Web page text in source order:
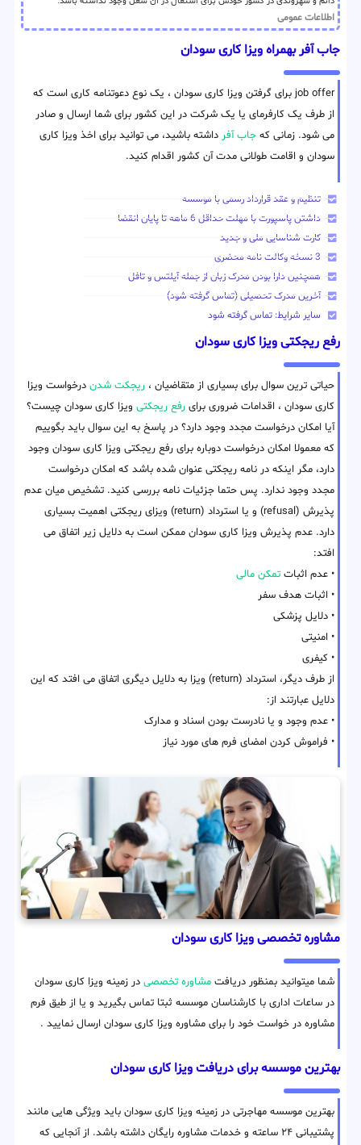
اطلاعات عمومی
جاب آفر بهمراه ویزا کاری سودان
job offer برای گرفتن ویزا کاری سودان ، یک نوع دعوتنامه کاری است که
از طرف یک کارفرمای یا یک شرکت در این کشور برای شما ارسال و صادر
می شود. زمانی که جاب آفر داشته باشید، می توانید برای اخذ ویزا کاری
سودان و اقامت طولانی مدت آن کشور اقدام کنید.
تنظیم و عقد قرارداد رسمی با موسسه
داشتن پاسپورت با مهلت حداقل 6 ماهه تا پایان انقضا
کارت شناسایی ملی و جدید
3 نسخه وکالت نامه محضری
همچنین دارا بودن مدرک زبان از جمله آیلتس و تافل
آخرین مدرک تحصیلی (تماس گرفته شود)
سایر شرایط: تماس گرفته شود
رفع ریجکتی ویزا کاری سودان
حیاتی ترین سوال برای بسیاری از متقاضیان ، ریجکت شدن درخواست ویزا
کاری سودان ، اقدامات ضروری برای رفع ریجکتی ویزا کاری سودان چیست؟
آیا امکان درخواست مجدد وجود دارد؟ در پاسخ به این سوال باید بگوییم
که معمولا امکان درخواست دوباره برای رفع ریجکتی ویزا کاری سودان وجود
دارد، مگر اینکه در نامه ریجکتی عنوان شده باشد که امکان درخواست
مجدد وجود ندارد. پس حتما جزئیات نامه بررسی کنید. تشخیص میان عدم
پذیرش (refusal) و یا استرداد (return) ویزای ریجکتی اهمیت بسیاری
دارد. عدم پذیرش ویزا کاری سودان ممکن است به دلایل زیر اتفاق می
افتد:
• عدم اثبات تمکن مالی
• اثبات هدف سفر
• دلایل پزشکی
• امنیتی
• کیفری
از طرف دیگر، استرداد (return) ویزا به دلایل دیگری اتفاق می افتد که این
دلایل عبارتند از:
• عدم وجود و یا نادرست بودن اسناد و مدارک
• فراموش کردن امضای فرم های مورد نیاز
مشاوره تخصصی ویزا کاری سودان
شما میتوانید بمنظور دریافت مشاوره تخصصی در زمینه ویزا کاری سودان
در ساعات اداری با کارشناسان موسسه ثبتا تماس بگیرید و یا از طیق فرم
مشاوره در خواست خود را برای مشاوره ویزا کاری سودان ارسال نمایید .
بهترین موسسه برای دریافت ویزا کاری سودان
بهترین موسسه مهاجرتی در زمینه ویزا کاری سودان باید ویژگی هایی مانند
پشتیبانی ۲۴ ساعته و خدمات مشاوره رایگان داشته باشد. از آنجایی که